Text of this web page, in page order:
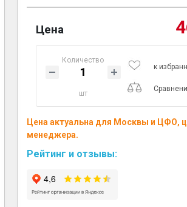
Цена
Количество
шт
к
Цена актуальна для Москвы и ЦФО,
менеджера.
Рейтинг и отзывы: